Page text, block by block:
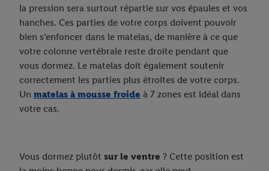
la pression sera surtout répartie sur vos épaules et vos
hanches. Ces parties de votre corps doivent pouvoir
bien s’enfoncer dans le matelas, de manière à ce que
votre colonne vertébrale reste droite pendant que
vous dormez. Le matelas doit également soutenir
correctement les parties plus étroites de votre corps.
Un matelas à mousse froide à 7 zones est idéal dans
votre cas.
Vous dormez plutôt sur le ventre ? Cette position est